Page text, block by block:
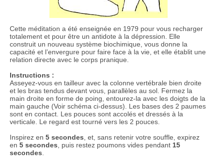
Cette méditation a été enseignée en 1979 pour vous recharger
totalement et pour être un antidote à la dépression. Elle
construit un nouveau système biochimique, vous donne la
capacité et l’envergure pour faire face à la vie, et elle établit une
relation directe avec le corps pranique.
Instructions :
Asseyez-vous en tailleur avec la colonne vertébrale bien droite
et les bras tendus devant vous, parallèles au sol. Fermez la
main droite en forme de poing, entourez-la avec les doigts de la
main gauche (Voir schéma ci-dessus). Les bases des 2 paumes
sont en contact. Les pouces sont accolés et dressés à la
verticale. Le regard est tourné vers les 2 pouces.
Inspirez en 5 secondes , et, sans retenir votre souffle, expirez
en 5 secondes , puis restez poumons vides pendant 15
secondes